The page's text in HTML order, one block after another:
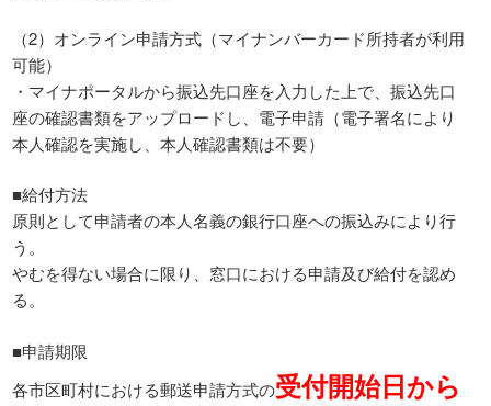
（2）オンライン申請方式（マイナンバーカード所持者が利用
可能）
・マイナポータルから振込先口座を入力した上で、振込先口
座の確認書類をアップロードし、電子申請（電子署名により
本人確認を実施し、本人確認書類は不要）
■給付方法
原則として申請者の本人名義の銀行口座への振込みにより行
う。
やむを得ない場合に限り、窓口における申請及び給付を認め
る。
■申請期限
各市区町村における郵送申請方式の受付開始日から